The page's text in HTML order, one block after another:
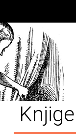
Knjige